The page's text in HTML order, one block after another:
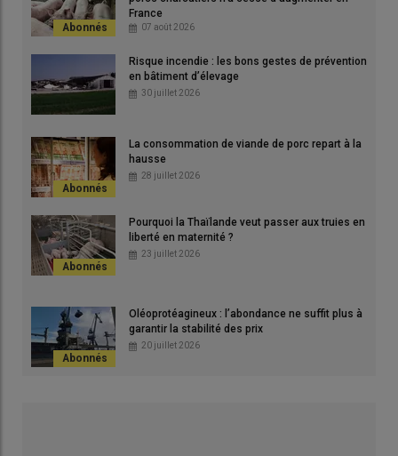
mort-nés est passé de 1,1 à 1,3 porcelets en dix ans
© Chambre d'agriculture de Bretagne
Selon les données de la gestion technique des troupeaux de
truies (GTTT), le nombre de sevrés par portée atteint 13,4
porcelets en 2024, soit 1,7 porcelet gagné en 10 ans (+ 15 %).
Lire aussiMaternité collective de Matessart en
Vendée : près de 40 porcelets sevrés dès la
France
07 août 2026
Risque incendie : les bons gestes de prévention
en bâtiment d’élevage
30 juillet 2026
La consommation de viande de porc repart à la
hausse
28 juillet 2026
Pourquoi la Thaïlande veut passer aux truies en
liberté en maternité ?
23 juillet 2026
Oléoprotéagineux : l’abondance ne suffit plus à
garantir la stabilité des prix
20 juillet 2026